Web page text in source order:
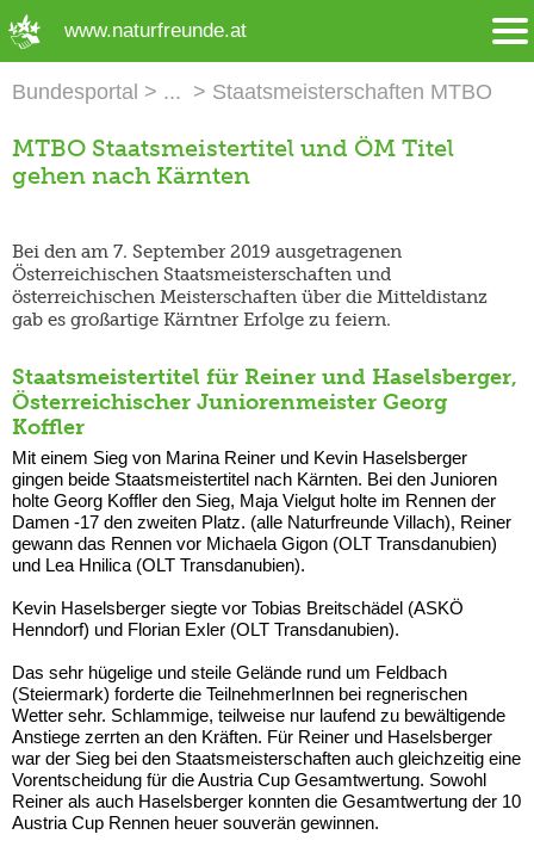
www.naturfreunde.at
Bundesportal Staatsmeisterschaften MTBO
MTBO Staatsmeistertitel und ÖM Titel
gehen nach Kärnten
Bei den am 7. September 2019 ausgetragenen
Österreichischen Staatsmeisterschaften und
österreichischen Meisterschaften über die Mitteldistanz
gab es großartige Kärntner Erfolge zu feiern.
Staatsmeistertitel für Reiner und Haselsberger,
Österreichischer Juniorenmeister Georg
Koffler
Mit einem Sieg von Marina Reiner und Kevin Haselsberger
gingen beide Staatsmeistertitel nach Kärnten. Bei den Junioren
holte Georg Koffler den Sieg, Maja Vielgut holte im Rennen der
Damen -17 den zweiten Platz. (alle Naturfreunde Villach), Reiner
gewann das Rennen vor Michaela Gigon (OLT Transdanubien)
und Lea Hnilica (OLT Transdanubien).
Kevin Haselsberger siegte vor Tobias Breitschädel (ASKÖ
Henndorf) und Florian Exler (OLT Transdanubien).
Das sehr hügelige und steile Gelände rund um Feldbach
(Steiermark) forderte die TeilnehmerInnen bei regnerischen
Wetter sehr. Schlammige, teilweise nur laufend zu bewältigende
Anstiege zerrten an den Kräften. Für Reiner und Haselsberger
war der Sieg bei den Staatsmeisterschaften auch gleichzeitig eine
Vorentscheidung für die Austria Cup Gesamtwertung. Sowohl
Reiner als auch Haselsberger konnten die Gesamtwertung der 10
Austria Cup Rennen heuer souverän gewinnen.